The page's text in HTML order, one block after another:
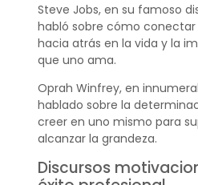
Steve Jobs, en su famoso
habló sobre cómo
hacia atrás en la vida y la
que uno ama.
Oprah Winfrey, en
hablado sobre la
creer en uno mismo para
alcanzar la grandeza.
Discursos